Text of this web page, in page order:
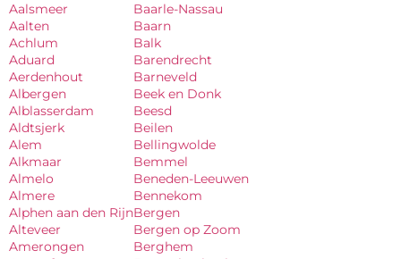
Aalsmeer
Aalten
Achlum
Aduard
Aerdenhout
Albergen
Alblasserdam
Aldtsjerk
Alem
Alkmaar
Almelo
Almere
Alphen aan den Rijn
Alteveer
Amerongen
Baarle-Nassau
Baarn
Balk
Barendrecht
Barneveld
Beek en Donk
Beesd
Beilen
Bellingwolde
Bemmel
Beneden-Leeuwen
Bennekom
Bergen
Bergen op Zoom
Berghem